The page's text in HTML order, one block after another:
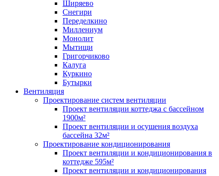
Ширяево
Снегири
Переделкино
Миллениум
Монолит
Мытищи
Григорчиково
Калуга
Куркино
Бутырки
Вентиляция
Проектирование систем вентиляции
Проект вентиляции коттеджа с бассейном
1900м²
Проект вентиляции и осушения воздуха
бассейна 32м²
Проектирование кондиционирования
Проект вентиляции и кондиционирования в
коттедже 595м²
Проект вентиляции и кондиционирования